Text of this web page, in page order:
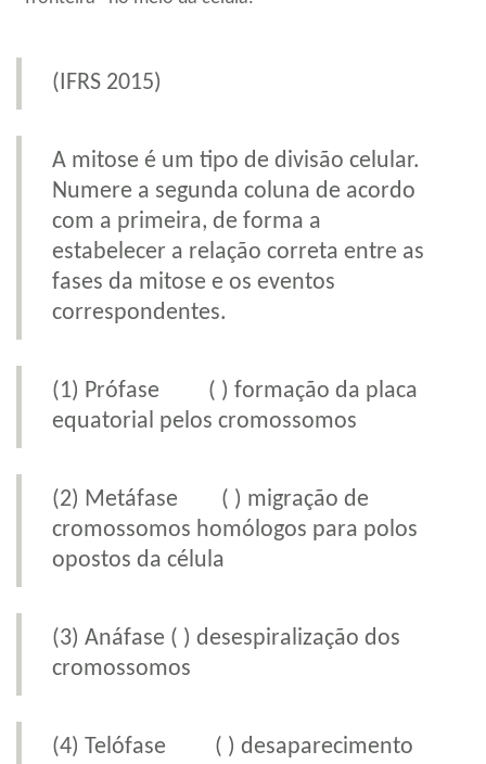
(IFRS 2015)
A mitose é um tipo de divisão celular.
Numere a segunda coluna de acordo
com a primeira, de forma a
estabelecer a relação correta entre as
fases da mitose e os eventos
correspondentes.
(1) Prófase ( ) formação da placa
equatorial pelos cromossomos
(2) Metáfase ( ) migração de
cromossomos homólogos para polos
opostos da célula
(3) Anáfase ( ) desespiralização dos
cromossomos
(4) Telófase ( ) desaparecimento